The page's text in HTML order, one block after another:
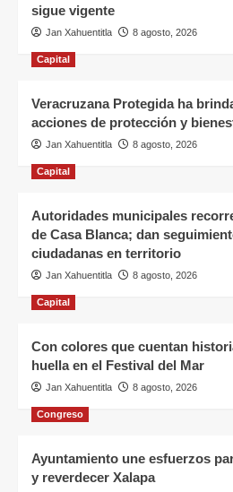
sigue vigente
Jan Xahuentitla 8 agosto, 2026
Capital
Veracruzana Protegida ha
acciones de protección y
Jan Xahuentitla 8 agosto, 2026
Capital
Autoridades municipales
de Casa Blanca; dan
ciudadanas en territorio
Jan Xahuentitla 8 agosto, 2026
Capital
Con colores que cuentan
huella en el Festival del Mar
Jan Xahuentitla 8 agosto, 2026
Congreso
Ayuntamiento une esfuerzos
y reverdecer Xalapa